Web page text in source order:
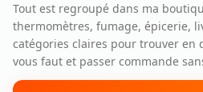
Tout est regroupé dans ma
thermomètres, fumage, épicerie,
catégories claires pour trouver en
vous faut et passer commande